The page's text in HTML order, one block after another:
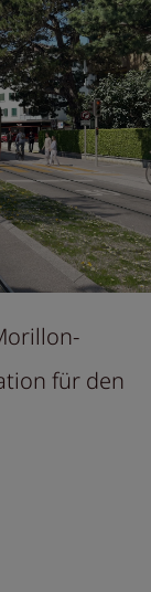
für den